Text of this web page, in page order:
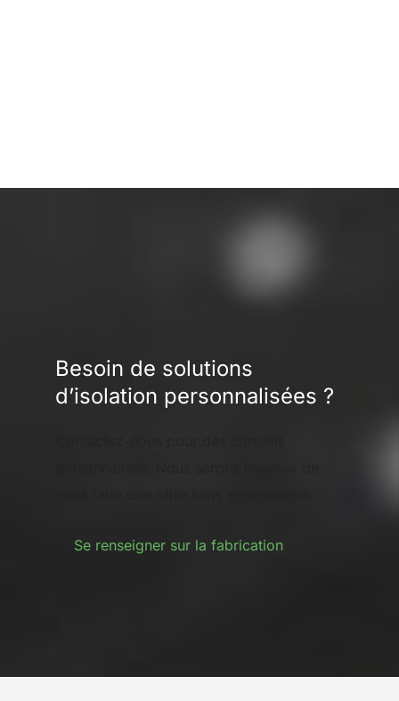
Besoin de solutions
d’isolation personnalisées ?
Se renseigner sur la fabrication